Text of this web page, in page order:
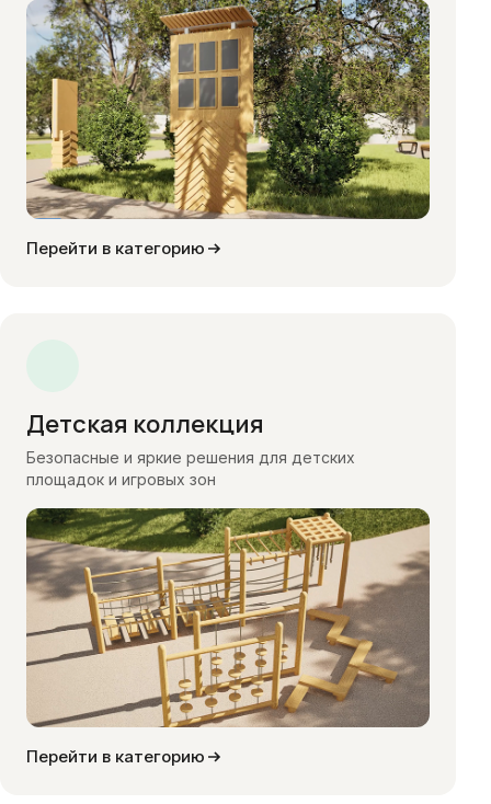
Перейти в категорию
Детская коллекция
Безопасные и яркие решения для детских
площадок и игровых зон
Перейти в категорию